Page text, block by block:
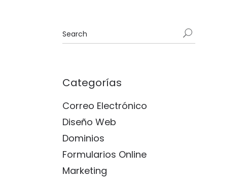
Categorías
Correo Electrónico
Diseño Web
Dominios
Formularios Online
Marketing